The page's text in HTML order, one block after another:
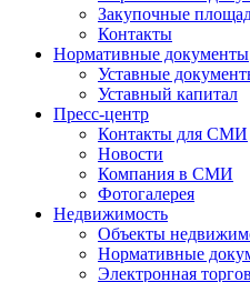
Закупочные
Контакты
Нормативные документы
Уставные
Уставный капитал
Пресс-центр
Контакты для СМИ
Новости
Компания в СМИ
Фотогалерея
Недвижимость
Объекты
Нормативные
Электронная